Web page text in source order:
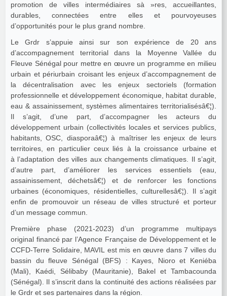
promotion de villes intermédiaires sà »res, accueillantes,
durables, connectées entre elles et pourvoyeuses
d’opportunités pour le plus grand nombre.
Le Grdr s’appuie ainsi sur son expérience de 20 ans
d’accompagnement territorial dans la Moyenne Vallée du
Fleuve Sénégal pour mettre en œuvre un programme en milieu
urbain et périurbain croisant les enjeux d’accompagnement de
la décentralisation avec les enjeux sectoriels (formation
professionnelle et développement économique, habitat durable,
eau & assainissement, systèmes alimentaires territorialisésâ€¦).
Il s’agit, d’une part, d’accompagner les acteurs du
développement urbain (collectivités locales et services publics,
habitants, OSC, diasporaâ€¦) à maîtriser les enjeux de leurs
territoires, en particulier ceux liés à la croissance urbaine et
à l’adaptation des villes aux changements climatiques. Il s’agit,
d’autre part, d’améliorer les services essentiels (eau,
assainissement, déchetsâ€¦) et de renforcer les fonctions
urbaines (économiques, résidentielles, culturellesâ€¦). Il s’agit
enfin de promouvoir un réseau de villes structuré et porteur
d’un message commun.
Première phase (2021-2023) d’un programme multipays
original financé par l’Agence Française de Développement et le
CCFD-Terre Solidaire, MAVIL est mis en œuvre dans 7 villes du
bassin du fleuve Sénégal (BFS) : Kayes, Nioro et Keniéba
(Mali), Kaédi, Sélibaby (Mauritanie), Bakel et Tambacounda
(Sénégal). Il s’inscrit dans la continuité des actions réalisées par
le Grdr et ses partenaires dans la région.